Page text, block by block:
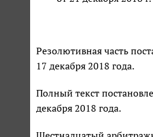
Резолютивная часть
17 декабря 2018 года.
Полный текст
декабря 2018 года.